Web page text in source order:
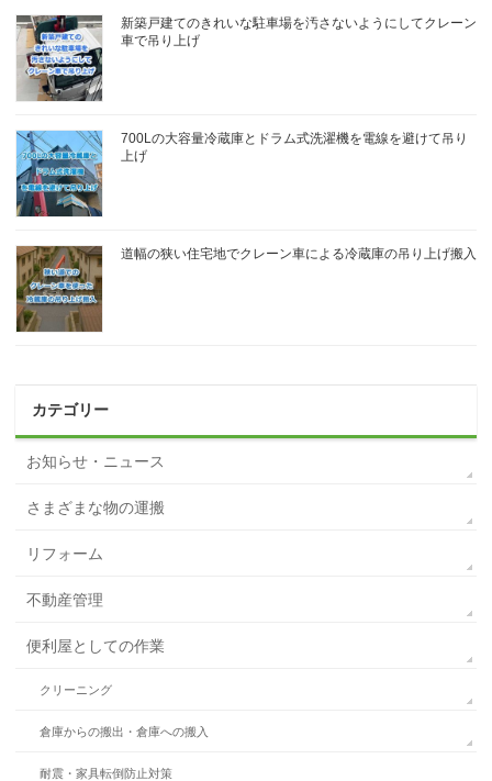
新築戸建てのきれいな駐車場を汚さないようにしてクレーン
車で吊り上げ
700Lの大容量冷蔵庫とドラム式洗濯機を電線を避けて吊り
上げ
道幅の狭い住宅地でクレーン車による冷蔵庫の吊り上げ搬入
カテゴリー
お知らせ・ニュース
さまざまな物の運搬
リフォーム
不動産管理
便利屋としての作業
クリーニング
倉庫からの搬出・倉庫への搬入
耐震・家具転倒防止対策